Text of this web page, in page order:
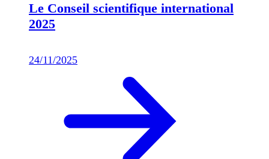
Le Conseil scientifique international
2025
24/11/2025